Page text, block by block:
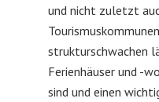
und nicht zuletzt
strukturschwachen
Ferienhäuser und -
sind und einen